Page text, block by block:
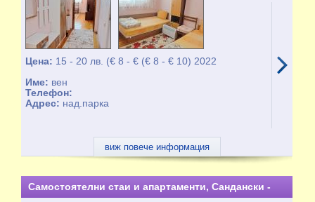
Цена: 15 - 20 лв. (€ 8 - € (€ 8 - € 10) 2022
Име: вен
Телефон:
Адрес: над.парка
виж повече информация
Самостоятелни стаи и апартаменти, Сандански -